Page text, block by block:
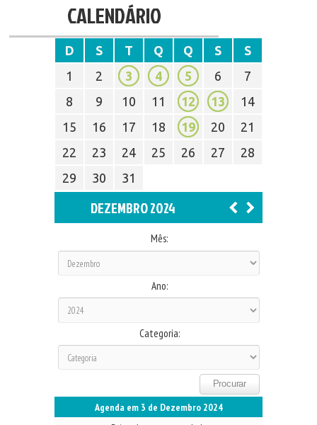
CALENDÁRIO
D S T Q Q S
S
1
2 3 4 5 6
7
8
9 10 11 12 13
14
15
16 17 18 19 20
21
22
23 24 25 26 27
28
29
30 31
DEZEMBRO 2024
Mês:
Ano:
Categoria:
Agenda em 3 de Dezembro 2024